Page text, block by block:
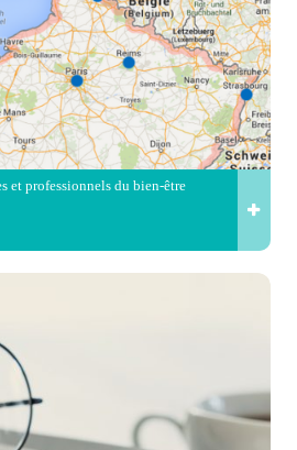
et professionnels du bien-être